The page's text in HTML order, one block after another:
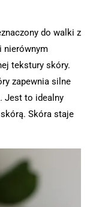
do walki z
nierównym
tekstury skóry.
zapewnia silne
Jest to idealny
Skóra staje